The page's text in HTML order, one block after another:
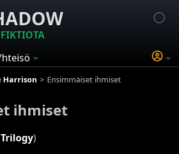
Harrison Ensimmäiset ihmiset
ihmiset
)